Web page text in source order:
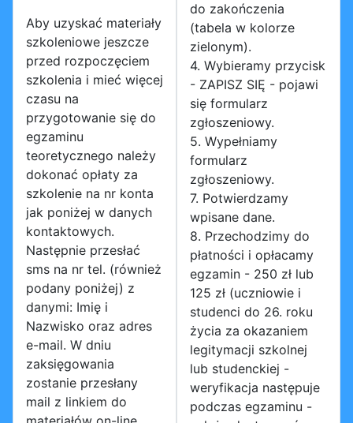
Aby uzyskać materiały
szkoleniowe jeszcze
przed rozpoczęciem
szkolenia i mieć więcej
czasu na
przygotowanie się do
egzaminu
teoretycznego należy
dokonać opłaty za
szkolenie na nr konta
jak poniżej w danych
kontaktowych.
Następnie przesłać
sms na nr tel. (również
podany poniżej) z
danymi: Imię i
Nazwisko oraz adres
e-mail. W dniu
zaksięgowania
zostanie przesłany
mail z linkiem do
do zakończenia
(tabela w kolorze
zielonym).
4. Wybieramy przycisk
- ZAPISZ SIĘ - pojawi
się formularz
zgłoszeniowy.
5. Wypełniamy
formularz
zgłoszeniowy.
7. Potwierdzamy
wpisane dane.
8. Przechodzimy do
płatności i opłacamy
egzamin - 250 zł lub
125 zł (uczniowie i
studenci do 26. roku
życia za okazaniem
legitymacji szkolnej
lub studenckiej -
weryfikacja następuje
podczas egzaminu -